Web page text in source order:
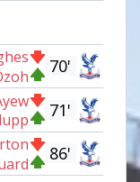
70'
71'
86'